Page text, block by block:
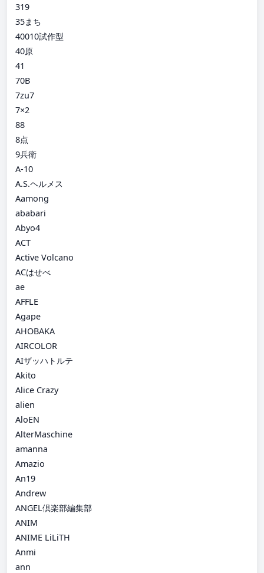
319
35まち
40010試作型
40原
41
70B
7zu7
7×2
88
8点
9兵衛
A-10
A.S.ヘルメス
Aamong
ababari
Abyo4
ACT
Active Volcano
ACはせべ
ae
AFFLE
Agape
AHOBAKA
AIRCOLOR
AIザッハトルテ
Akito
Alice Crazy
alien
AloEN
AlterMaschine
amanna
Amazio
An19
Andrew
ANGEL倶楽部編集部
ANIM
ANIME LiLiTH
Anmi
ann